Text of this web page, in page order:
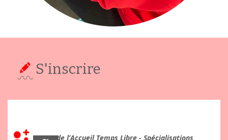
S'inscrire
Pro. de l’Accueil Temps Libre - Spécialisations